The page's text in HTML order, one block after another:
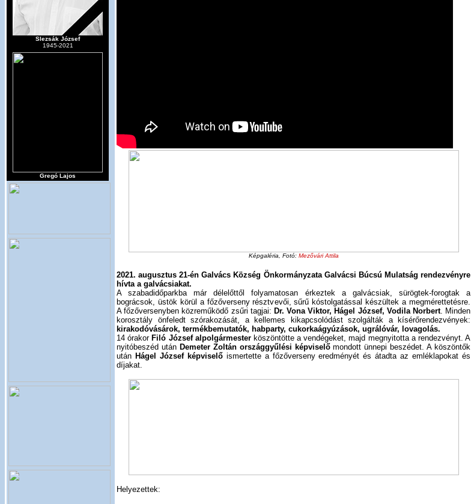
Slezsák József
1945-2021
Gregó Lajos
Képgaléria, Fotó: Mezővári Attila
2021. augusztus 21-én Galvács Község Önkormányzata Galvácsi Búcsú Mulatság rendezvényre
hívta a galvácsiakat.
A szabadidőparkba már délelőttől folyamatosan érkeztek a galvácsiak, sürögtek-forogtak a
bográcsok, üstök körül a főzőverseny résztvevői, sűrű kóstolgatással készültek a megmérettetésre.
A főzőversenyben közreműködő zsűri tagjai: Dr. Vona Viktor, Hágel József, Vodila Norbert. Minden
korosztály önfeledt szórakozását, a kellemes kikapcsolódást szolgálták a kísérőrendezvények:
kirakodóvásárok, termékbemutatók, habparty, cukorkaágyúzások, ugrálóvár, lovagolás.
14 órakor Filó József alpolgármesterköszöntötte a vendégeket, majd megnyitotta a rendezvényt. A
nyitóbeszéd után Demeter Zoltán országgyűlési képviselőmondott ünnepi beszédet. A köszöntők
után Hágel József képviselőismertette a főzőverseny eredményét és átadta az emléklapokat és
díjakat.
Helyezettek: